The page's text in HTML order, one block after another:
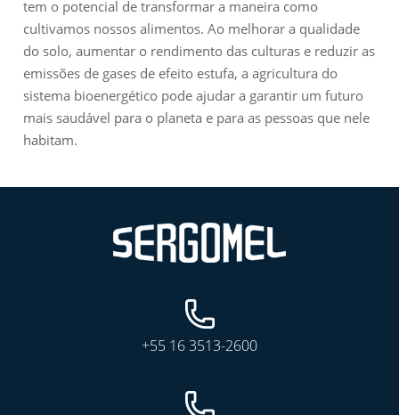
tem o potencial de transformar a maneira como
cultivamos nossos alimentos. Ao melhorar a qualidade
do solo, aumentar o rendimento das culturas e reduzir as
emissões de gases de efeito estufa, a agricultura do
sistema bioenergético pode ajudar a garantir um futuro
mais saudável para o planeta e para as pessoas que nele
habitam.
+55 16 3513-2600